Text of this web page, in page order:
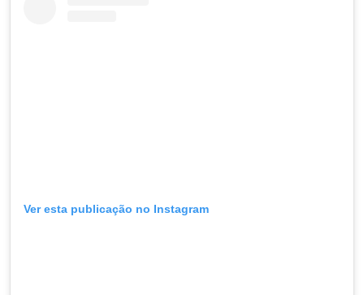
Ver esta publicação no Instagram